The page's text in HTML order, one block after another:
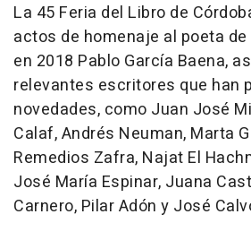
La 45 Feria del Libro de
actos de homenaje al poeta
en 2018 Pablo García Baena,
relevantes escritores que han
novedades, como Juan José
Calaf, Andrés Neuman, Marta
Remedios Zafra, Najat El
José María Espinar, Juana
Carnero, Pilar Adón y José